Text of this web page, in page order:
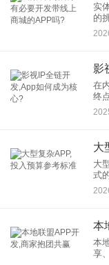
实
的
化
么
影
在
终
能
影
大
大
式
难
型
本
本
享